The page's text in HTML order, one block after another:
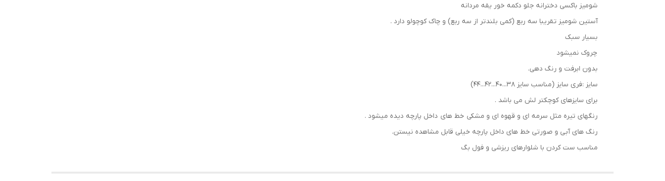
شومیز باکسی دخترانه جلو دکمه خور یقه مردانه
آستین شومیز تقریبا سه ربع (کمی بلندتر از سه ربع) و چاک کوچولو دارد .
بسیار سبک
چروک نمیشود
بدون ابرفت و رنگ دهی.
سایز :فری سایز (مناسب سایز 38...40...42...44)
برای سایزهای کوچکتر لش می باشد .
رنگهای تیره مثل سرمه ای و قهوه ای و مشکی خط های داخل پارچه دیده میشود .
رنگ های آبی و صورتی خط های داخل پارچه خیلی قابل مشاهده نیستن.
مناسب ست کردن با شلوارهای ریزشی و فول بگ